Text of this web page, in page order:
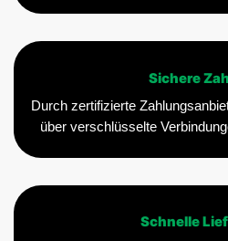
Sichere
Durch zertifizierte
über verschlüsselte
Schnelle